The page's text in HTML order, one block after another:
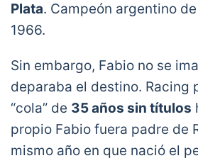
Plata. Campeón argentino
1966.
Sin embargo, Fabio no se
deparaba el destino. Racing
“cola” de 35 años sin títulos
propio Fabio fuera padre de
mismo año en que nació el